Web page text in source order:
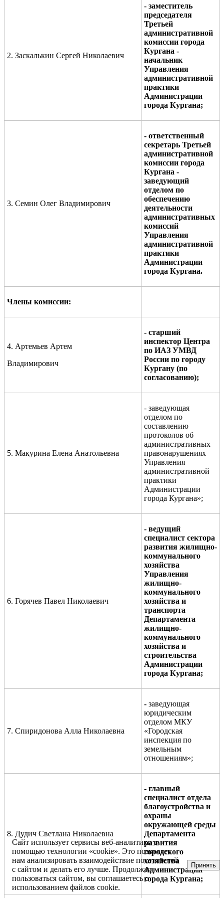
2. Заскалькин Сергей Николаевич
- заместитель
председателя
Третьей
административной
комиссии города
Кургана -
начальник
Управления
административной
практики
Администрации
города Кургана;
3. Семин Олег Владимирович
- ответственный
секретарь Третьей
административной
комиссии города
Кургана -
заведующий
отделом по
обеспечению
деятельности
административных
комиссий
Управления
административной
практики
Администрации
города Кургана.
Члены комиссии:
4. Артемьев Артем
Владимирович
- старший
инспектор Центра
по ИАЗ УМВД
России по городу
Кургану (по
согласованию);
5. Макурина Елена Анатольевна
- заведующая
отделом по
составлению
протоколов об
административных
правонарушениях
Управления
административной
практики
Администрации
города Кургана»;
6. Горячев Павел Николаевич
- ведущий
специалист сектора
развития жилищно-
коммунального
хозяйства
Управления
жилищно-
коммунального
хозяйства и
транспорта
Департамента
жилищно-
коммунального
хозяйства и
строительства
Администрации
города Кургана;
7. Спиридонова Алла Николаевна
- заведующая
юридическим
отделом МКУ
«Городская
инспекция по
земельным
отношениям»;
8. Дудич Светлана Николаевна
- главный
специалист отдела
благоустройства и
охраны
окружающей среды
Департамента
развития
городского
хозяйства
Администрации
города Кургана;
Сайт использует сервисы веб-аналитики с
помощью технологии «cookie». Это позволяет
нам анализировать взаимодействие посетителей
с сайтом и делать его лучше. Продолжая
пользоваться сайтом, вы соглашаетесь с
использованием файлов cookie.
Принять